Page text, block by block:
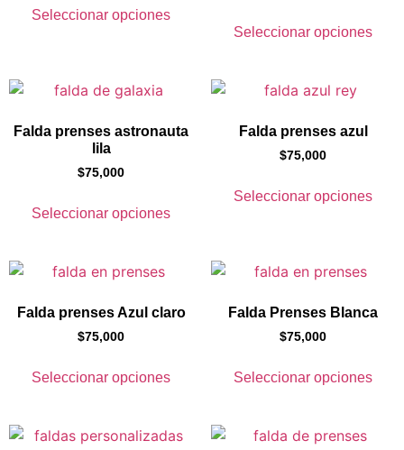
Seleccionar opciones
Seleccionar opciones
Falda prenses astronauta
lila
$75,000
Seleccionar opciones
Falda prenses azul
$75,000
Seleccionar opciones
Falda prenses Azul claro
$75,000
Seleccionar opciones
Falda Prenses Blanca
$75,000
Seleccionar opciones